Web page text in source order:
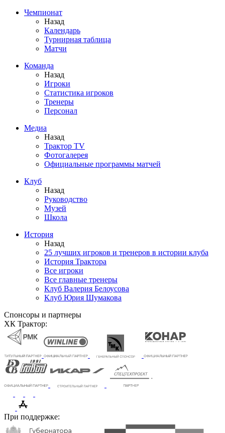
Чемпионат
Назад
Календарь
Турнирная таблица
Матчи
Команда
Назад
Игроки
Статистика игроков
Тренеры
Персонал
Медиа
Назад
Трактор TV
Фотогалерея
Официальные программы матчей
Клуб
Назад
Руководство
Музей
Школа
История
Назад
25 лучших игроков и тренеров в истории клуба
История Трактора
Все игроки
Все главные тренеры
Клуб Валерия Белоусова
Клуб Юрия Шумакова
Спонсоры и партнеры
ХК Трактор:
При поддержке: